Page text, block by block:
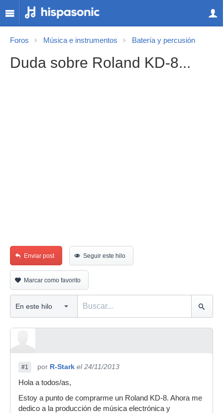
Foros Música e instrumentos Batería y percusión
Duda sobre Roland KD-8...
Enviar post Seguir este hilo
Marcar como favorito
#1 por R-Stark el 24/11/2013
Hola a todos/as,
Estoy a punto de comprarme un Roland KD-8. Ahora me
dedico a la producción de música electrónica y